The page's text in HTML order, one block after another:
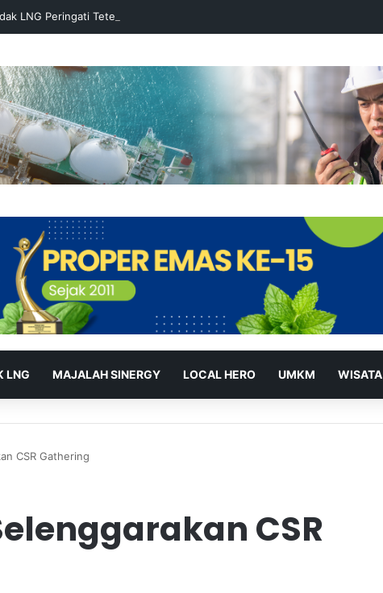
LNG Peringati Tetesan LNG Perdana ke-49 dengan Doa Bersama
LNG MAJALAH SINERGY LOCAL HERO UMKM WISATA
CSR Gathering
CSR